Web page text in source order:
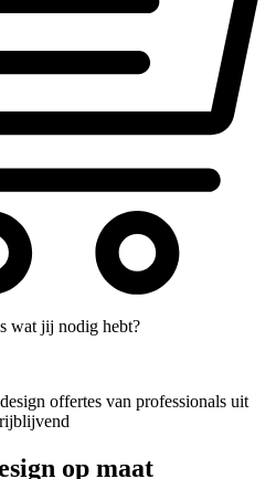
wat jij nodig hebt?
offertes van professionals uit
op maat